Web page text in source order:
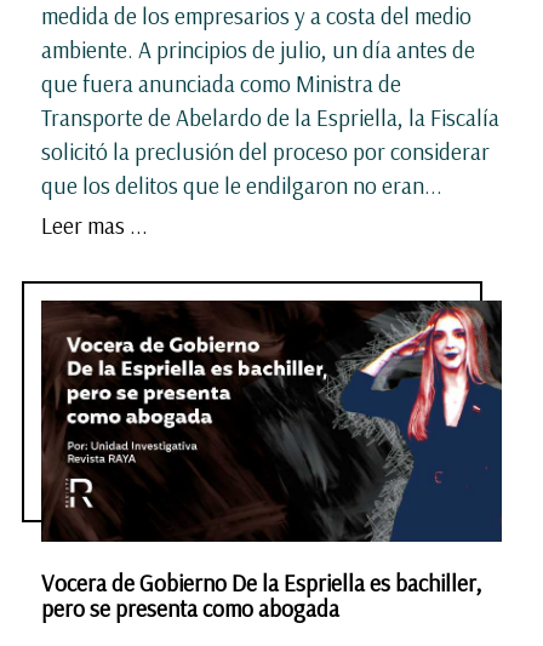
medida de los empresarios y a costa del medio
ambiente. A principios de julio, un día antes de
que fuera anunciada como Ministra de
Transporte de Abelardo de la Espriella, la Fiscalía
solicitó la preclusión del proceso por considerar
que los delitos que le endilgaron no eran...
Leer mas ...
Vocera de Gobierno De la Espriella es bachiller,
pero se presenta como abogada